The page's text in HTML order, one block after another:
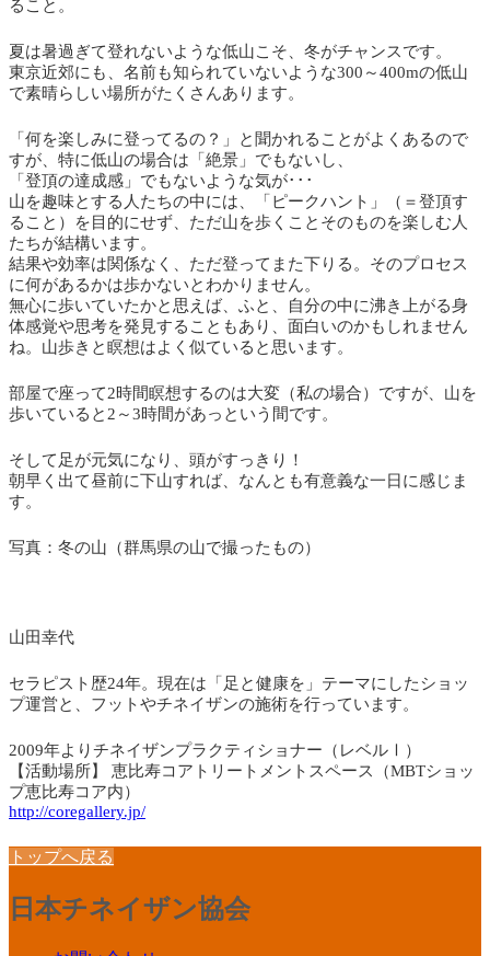
ること。
夏は暑過ぎて登れないような低山こそ、冬がチャンスです。
東京近郊にも、名前も知られていないような300～400mの低山
で素晴らしい場所がたくさんあります。
「何を楽しみに登ってるの？」と聞かれることがよくあるので
すが、特に低山の場合は「絶景」でもないし、
「登頂の達成感」でもないような気が･･･
山を趣味とする人たちの中には、「ピークハント」（＝登頂す
ること）を目的にせず、ただ山を歩くことそのものを楽しむ人
たちが結構います。
結果や効率は関係なく、ただ登ってまた下りる。そのプロセス
に何があるかは歩かないとわかりません。
無心に歩いていたかと思えば、ふと、自分の中に沸き上がる身
体感覚や思考を発見することもあり、面白いのかもしれません
ね。山歩きと瞑想はよく似ていると思います。
部屋で座って2時間瞑想するのは大変（私の場合）ですが、山を
歩いていると2～3時間があっという間です。
そして足が元気になり、頭がすっきり！
朝早く出て昼前に下山すれば、なんとも有意義な一日に感じま
す。
写真：冬の山（群馬県の山で撮ったもの）
山田幸代
セラピスト歴24年。現在は「足と健康を」テーマにしたショッ
プ運営と、フットやチネイザンの施術を行っています。
2009年よりチネイザンプラクティショナー（レベルⅠ）
【活動場所】 恵比寿コアトリートメントスペース（MBTショッ
プ恵比寿コア内）
http://coregallery.jp/
トップへ戻る
日本チネイザン協会